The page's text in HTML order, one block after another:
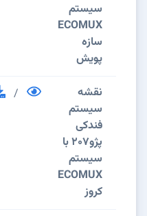
سیستم
ECOMUX
سازه
پویش
نقشه
سیستم
فندکی
پژو207 با
سیستم
ECOMUX
کروز
/